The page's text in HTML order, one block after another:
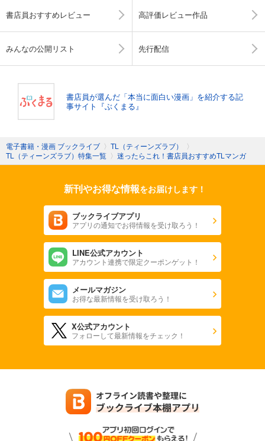
書店員おすすめレビュー 高評価レビュー作品
みんなの公開リスト 先行配信
書店員が選んだ「本当に面白い漫画」を紹介する記
事サイト『ぶくまる』
電子書籍・漫画 ブックライブ 〉 TL（ティーンズラブ）
〉
TL（ティーンズラブ）特集一覧 〉 迷ったらこれ！書店員おすすめTLマンガ
新刊やお得な情報をお届けします！
ブックライブアプリ
アプリの通知でお得情報を受け取ろう！
LINE公式アカウント
アカウント連携で限定クーポンゲット！
メールマガジン
お得な最新情報を受け取ろう！
X公式アカウント
フォローして最新情報をチェック！